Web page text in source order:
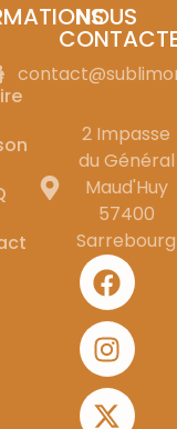
NOUS
2 Impasse
du Général
Maud'Huy
57400
Sarrebourg